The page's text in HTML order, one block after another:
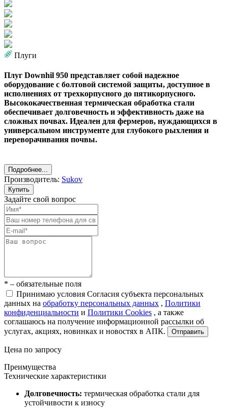
Плуги
Плуг Downhil 950 представляет собой надежное
оборудование с болтовой системой защиты, доступное в
исполнениях от трехкорпусного до пятикорпусного.
Высококачественная термическая обработка стали
обеспечивает долговечность и эффективность даже на
сложных почвах. Идеален для фермеров, нуждающихся в
универсальном инструменте для глубокого рыхления и
переворачивания почвы.
Подробнее...
Производитель: Sukov
Купить
Задайте свой вопрос
* – обязательные поля
Принимаю условия Согласия субъекта персональных
данных на обработку персональных данных , Политики
конфиденциальности и Политики Cookies , а также
соглашаюсь на получение информационной рассылки об
услугах, акциях, новинках и новостях в АПК.
Отправить
Цена по запросу
Преимущества
Технические характеристики
Долговечность: термическая обработка стали для
устойчивости к износу